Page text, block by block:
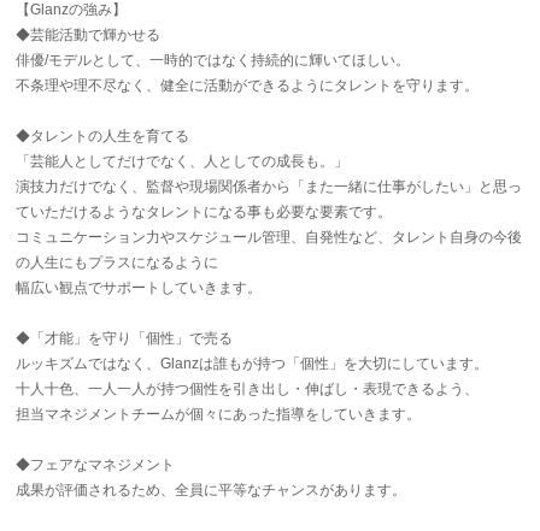
【Glanzの強み】
◆芸能活動で輝かせる
俳優/モデルとして、一時的ではなく持続的に輝いてほしい。
不条理や理不尽なく、健全に活動ができるようにタレントを守ります。
◆タレントの人生を育てる
「芸能人としてだけでなく、人としての成長も。」
演技力だけでなく、監督や現場関係者から「また一緒に仕事がしたい」と思っ
ていただけるようなタレントになる事も必要な要素です。
コミュニケーション力やスケジュール管理、自発性など、タレント自身の今後
の人生にもプラスになるように
幅広い観点でサポートしていきます。
◆「才能」を守り「個性」で売る
ルッキズムではなく、Glanzは誰もが持つ「個性」を大切にしています。
十人十色、一人一人が持つ個性を引き出し・伸ばし・表現できるよう、
担当マネジメントチームが個々にあった指導をしていきます。
◆フェアなマネジメント
成果が評価されるため、全員に平等なチャンスがあります。